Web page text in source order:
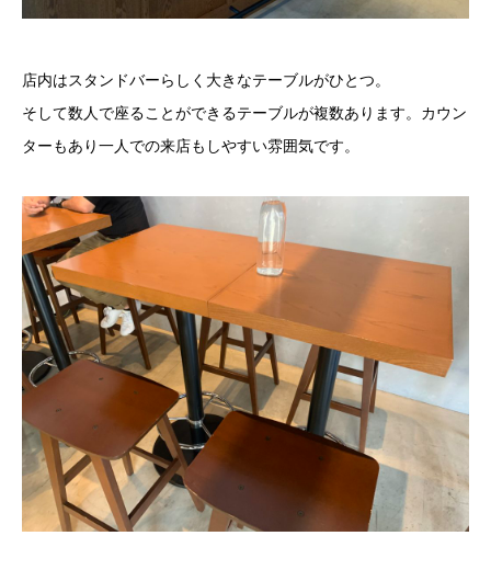
店内はスタンドバーらしく大きなテーブルがひとつ。
そして数人で座ることができるテーブルが複数あります。カウン
ターもあり一人での来店もしやすい雰囲気です。